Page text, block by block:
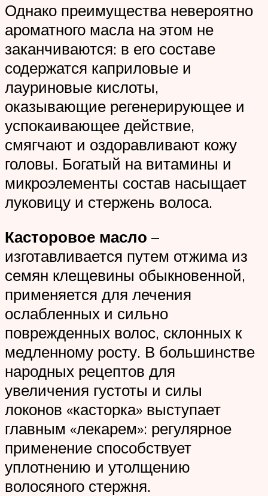
Однако преимущества невероятно
ароматного масла на этом не
заканчиваются: в его составе
содержатся каприловые и
лауриновые кислоты,
оказывающие регенерирующее и
успокаивающее действие,
смягчают и оздоравливают кожу
головы. Богатый на витамины и
микроэлементы состав насыщает
луковицу и стержень волоса.
Касторовое масло –
изготавливается путем отжима из
семян клещевины обыкновенной,
применяется для лечения
ослабленных и сильно
поврежденных волос, склонных к
медленному росту. В большинстве
народных рецептов для
увеличения густоты и силы
локонов «касторка» выступает
главным «лекарем»: регулярное
применение способствует
уплотнению и утолщению
волосяного стержня.